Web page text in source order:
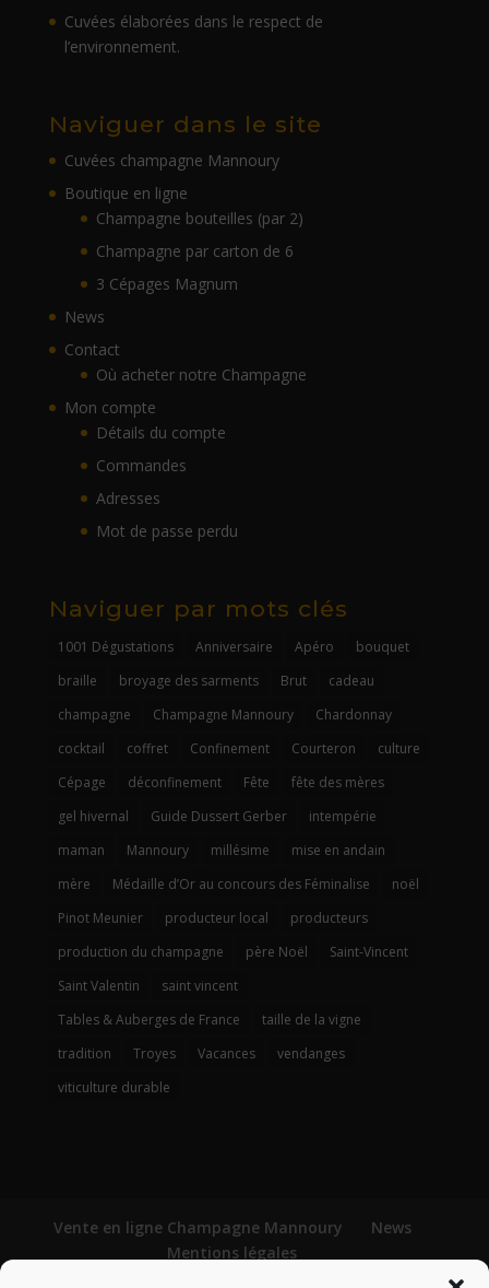
Cuvées élaborées dans le respect de
l’environnement.
Naviguer dans le site
Cuvées champagne Mannoury
Boutique en ligne
Champagne bouteilles (par 2)
Champagne par carton de 6
3 Cépages Magnum
News
Contact
Où acheter notre Champagne
Mon compte
Détails du compte
Commandes
Adresses
Mot de passe perdu
Naviguer par mots clés
1001 Dégustations Anniversaire Apéro
bouquet
braille
broyage des sarments Brut
cadeau
champagne
Champagne Mannoury
Chardonnay
cocktail
coffret Confinement Courteron
culture
Cépage
déconfinement Fête
fête des mères
gel hivernal
Guide Dussert Gerber
intempérie
maman
Mannoury millésime
mise en andain
mère
Médaille d’Or au concours des Féminalise
noël
Pinot Meunier
producteur local
producteurs
production du champagne
père Noël
Saint-Vincent
Saint Valentin
saint vincent
Tables & Auberges de France
taille de la vigne
tradition
Troyes Vacances
vendanges
viticulture durable
Vente en ligne Champagne Mannoury
News
Mentions légales